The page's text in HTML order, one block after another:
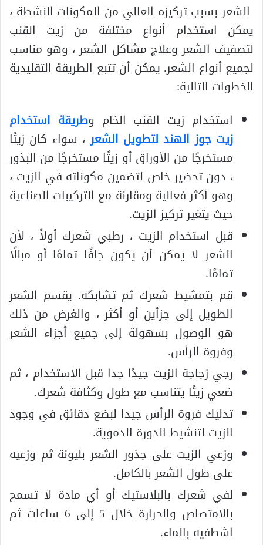
الشعر بسبب تركيزه العالي من المكونات النشطة ،
يمكن استخدام أنواع مختلفة من زيت القنب
لتصفيف الشعر وعلاج مشاكل الشعر ، وهو مناسب
لجميع أنواع الشعر. يمكن أن تتبع الطريقة التقليدية
الخطوات التالية:
استخدام زيت القنب الخام وطريقة استخدام
زيت جوز الهند لتطويل الشعر ، سواء كان زيتًا
مستخرجًا من الأوراق أو زيتًا مستخرجًا من البذور
، دون تحضير خاص لتضمين مكوناته في الزيت ،
وهو أكثر فعالية ومقارنة مع التركيبات الصناعية
حيث يتغير تركيز الزيت.
قبل استخدام الزيت ، رطبي شعرك أولاً ، لأن
الشعر لا يمكن أن يكون جافًا تمامًا أو مبللًا
تمامًا.
قم بتمشيط شعرك ثم تشابكه. يقسم الشعر
الطويل إلى جزأين أو أكثر ، والغرض من ذلك
هو الوصول بسهولة إلى جميع أجزاء الشعر
وفروة الرأس.
رجي زجاجة الزيت جيدًا جدا قبل الاستخدام ، ثم
ضعي زيتًا يتناسب مع طول وكثافة شعرك.
تدليك فروة الرأس جيدا لبضع دقائق في وجود
الزيت لتنشيط الدورة الدموية.
وزعي الزيت على جذور الشعر بليونة ثم وزعيه
على طول الشعر بالكامل.
لفي شعرك بالبلاستيك أو أي مادة لا تسمح
بالامتصاص والحرارة خلال 5 إلى 6 ساعات ثم
اشطفيه بالماء.